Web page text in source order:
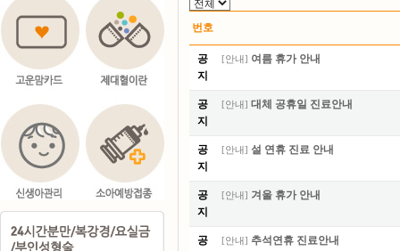
번호
공
지
[안내] 여름 휴가 안내
공
지
[안내] 대체 공휴일 진료안내
공
지
[안내] 설 연휴 진료 안내
공
지
[안내] 겨울 휴가 안내
공
[안내] 추석연휴 진료안내